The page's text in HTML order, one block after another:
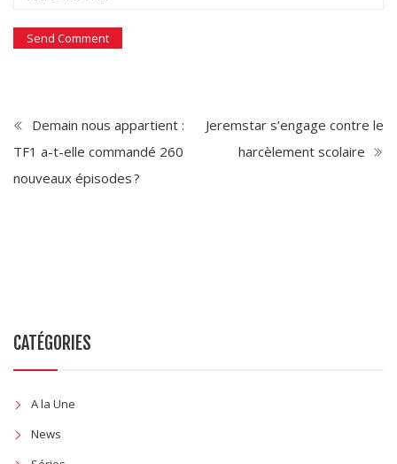
Demain nous appartient :
TF1 a-t-elle commandé 260
nouveaux épisodes ?
Jeremstar s’engage contre le
harcèlement scolaire
CATÉGORIES
A la Une
News